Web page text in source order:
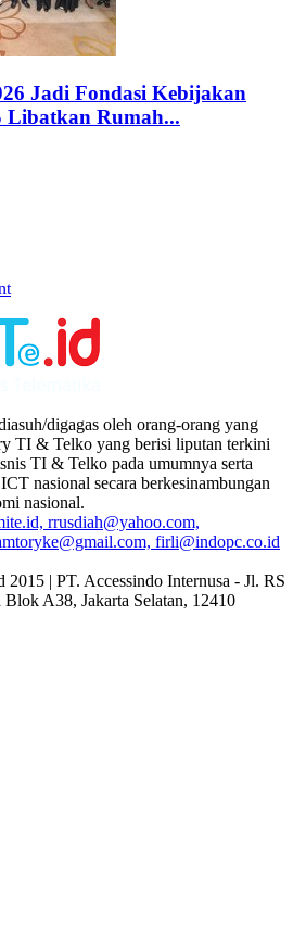
Jadi Fondasi Kebijakan
Libatkan Rumah...
digagas oleh orang-orang yang
TI & Telko yang berisi liputan terkini
TI & Telko pada umumnya serta
nasional secara berkesinambungan
nasional.
rrusdiah@yahoo.com,
firli@indopc.co.id
| PT. Accessindo Internusa - Jl. RS
A38, Jakarta Selatan, 12410